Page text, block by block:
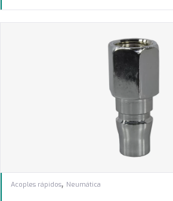
Acoples rápidos, Neumática